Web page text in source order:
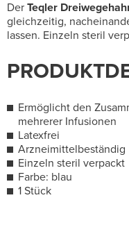
Der Teqler
gleichzeitig,
lassen. Einzeln steril
Ermöglicht den
mehrerer Infusionen
Latexfrei
Arzneimittelbeständig
Einzeln steril verpackt
Farbe: blau
1 Stück